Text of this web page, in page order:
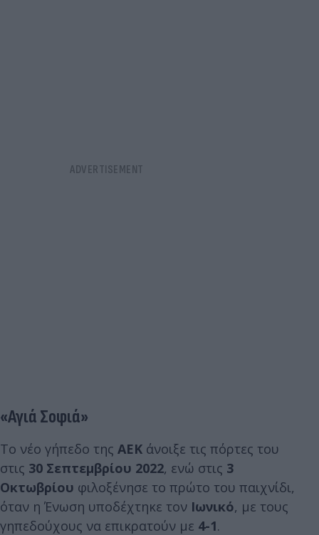
«Αγιά Σοφιά»
Το νέο γήπεδο της ΑΕΚ άνοιξε τις πόρτες του
στις 30 Σεπτεμβρίου 2022, ενώ στις 3
Οκτωβρίου φιλοξένησε το πρώτο του παιχνίδι,
όταν η Ένωση υποδέχτηκε τον Ιωνικό, με τους
γηπεδούχους να επικρατούν με 4-1.